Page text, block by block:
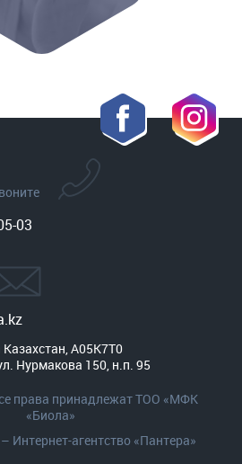
03
A05K7T0
Нурмакова 150, н.п. 95
права принадлежат ТОО «МФК
«Биола»
– Интернет-агентство «Пантера»